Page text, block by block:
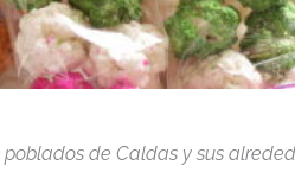
de Caldas y sus